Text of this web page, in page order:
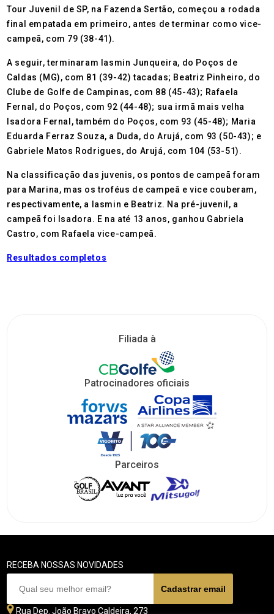
Tour Juvenil de SP, na Fazenda Sertão, começou a rodada
final empatada em primeiro, antes de terminar como vice-
campeã, com 79 (38-41).
A seguir, terminaram Iasmin Junqueira, do Poços de
Caldas (MG), com 81 (39-42) tacadas; Beatriz Pinheiro, do
Clube de Golfe de Campinas, com 88 (45-43); Rafaela
Fernal, do Poços, com 92 (44-48); sua irmã mais velha
Isadora Fernal, também do Poços, com 93 (45-48); Maria
Eduarda Ferraz Souza, a Duda, do Arujá, com 93 (50-43); e
Gabriele Matos Rodrigues, do Arujá, com 104 (53-51).
Na classificação das juvenis, os pontos de campeã foram
para Marina, mas os troféus de campeã e vice couberam,
respectivamente, a Iasmin e Beatriz. Na pré-juvenil, a
campeã foi Isadora. E na até 13 anos, ganhou Gabriela
Castro, com Rafaela vice-campeã.
Resultados completos
Filiada à
Patrocinadores oficiais
Parceiros
RECEBA NOSSAS NOVIDADES
Rua Dep. João Bravo Caldeira, 273